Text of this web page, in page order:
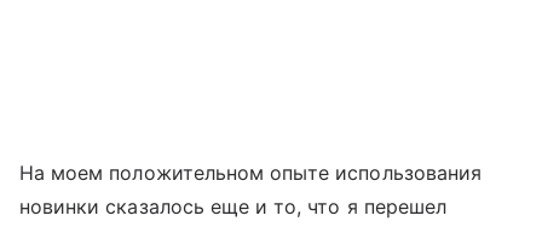
На моем положительном опыте использования
новинки сказалось еще и то, что я перешел